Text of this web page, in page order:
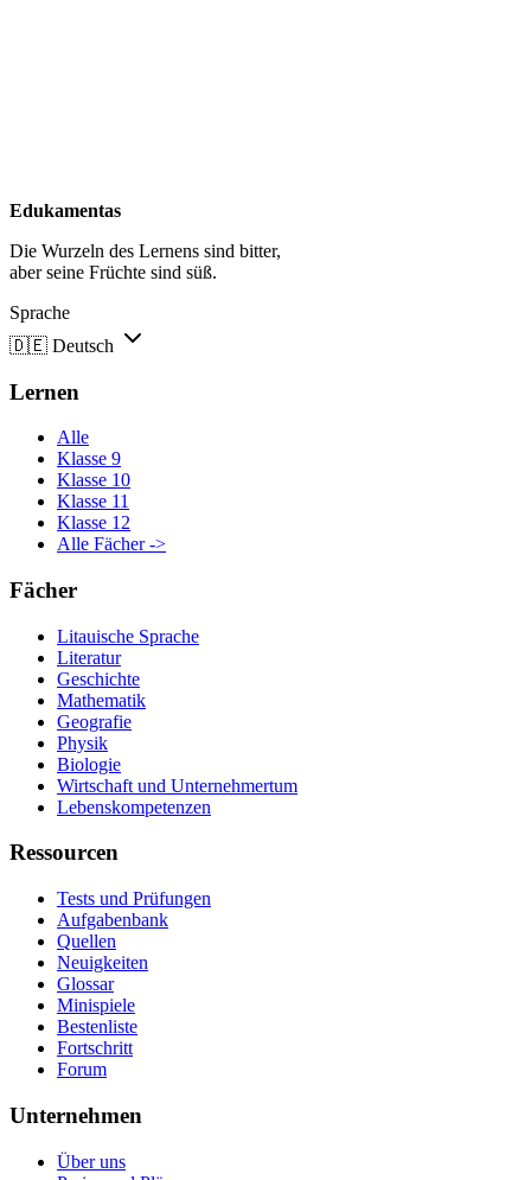
Edukamentas
Die Wurzeln des Lernens sind bitter,
aber seine Früchte sind süß.
Sprache
🇩🇪 Deutsch
Lernen
Alle
Klasse 9
Klasse 10
Klasse 11
Klasse 12
Alle Fächer ->
Fächer
Litauische Sprache
Literatur
Geschichte
Mathematik
Geografie
Physik
Biologie
Wirtschaft und Unternehmertum
Lebenskompetenzen
Ressourcen
Tests und Prüfungen
Aufgabenbank
Quellen
Neuigkeiten
Glossar
Minispiele
Bestenliste
Fortschritt
Forum
Unternehmen
Über uns